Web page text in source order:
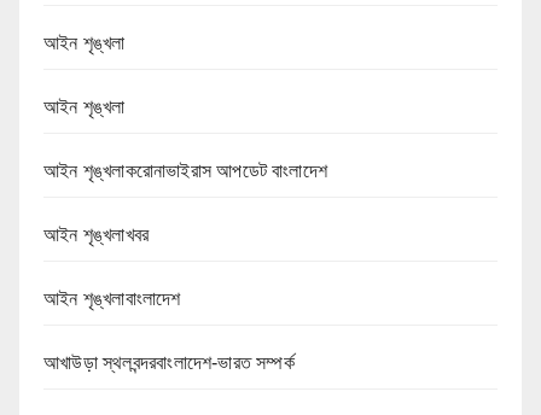
আইন শৃঙ্খলা
আইন শৃঙ্খলা
আইন শৃঙ্খলাকরোনাভাইরাস আপডেট বাংলাদেশ
আইন শৃঙ্খলাখবর
আইন শৃঙ্খলাবাংলাদেশ
আখাউড়া স্থলবন্দরবাংলাদেশ-ভারত সম্পর্ক